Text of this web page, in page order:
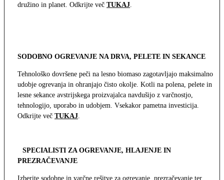
družino in planet. Odkrijte več TUKAJ
SODOBNO OGREVANJE NA DRVA, PELETE IN SEKANCE
Tehnološko dovršene peči na lesno biomaso zagotavljajo maksimalno
udobje ogrevanja in ohranjajo čisto okolje. Kotli na polena, pelete in
lesne sekance avstrijskega proizvajalca navdušijo z varčnostjo,
tehnologijo, uporabo in udobjem. Vsekakor pametna investicija.
Odkrijte več TUKAJ
SPECIALISTI ZA OGREVANJE, HLAJENJE IN
PREZRAČEVANJE
Izberite sodobne in varčne rešitve za ogrevanje, prezračevanje ter